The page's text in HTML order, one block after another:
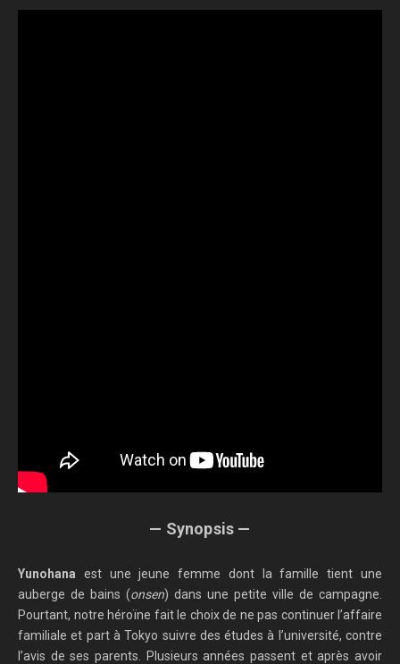
— Synopsis —
Yunohana est une jeune femme dont la famille tient une
auberge de bains (onsen) dans une petite ville de campagne.
Pourtant, notre héroïne fait le choix de ne pas continuer l’affaire
familiale et part à Tokyo suivre des études à l’université, contre
l’avis de ses parents. Plusieurs années passent et après avoir